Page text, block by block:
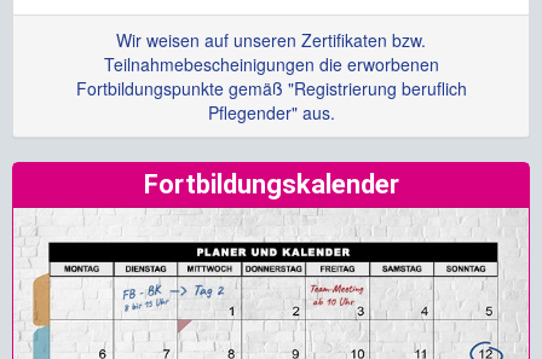
Wir weisen auf unseren Zertifikaten bzw.
Teilnahmebescheinigungen die erworbenen
Fortbildungspunkte gemäß "Registrierung beruflich
Pflegender" aus.
Fortbildungskalender